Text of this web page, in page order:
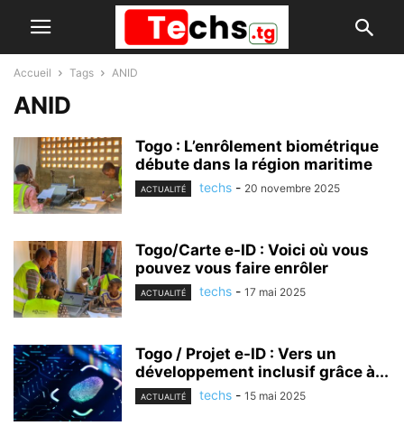
Accueil Tags ANID
ANID
Togo : L’enrôlement biométrique
débute dans la région maritime
ACTUALITÉ techs - 20 novembre 2025
Togo/Carte e-ID : Voici où vous
pouvez vous faire enrôler
ACTUALITÉ techs - 17 mai 2025
Togo / Projet e-ID : Vers un
développement inclusif grâce à...
ACTUALITÉ techs - 15 mai 2025